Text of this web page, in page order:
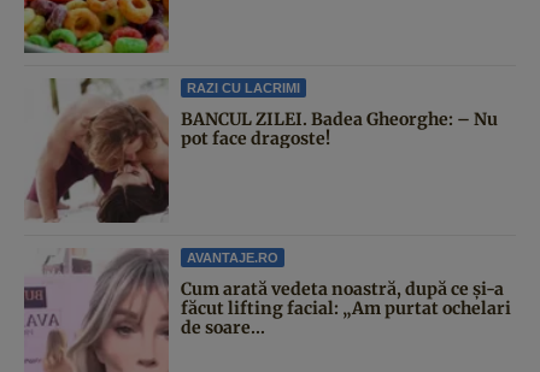
RAZI CU LACRIMI
BANCUL ZILEI. Badea Gheorghe: – Nu
pot face dragoste!
AVANTAJE.RO
Cum arată vedeta noastră, după ce și-a
făcut lifting facial: „Am purtat ochelari
de soare...